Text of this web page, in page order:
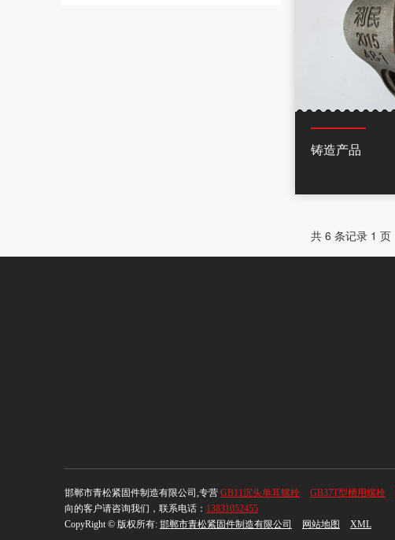
铸造产品
共 6 条记录 1 页
邯郸市青松紧固件制造有限公司,专营 GB11沉头单耳螺栓 GB37T型槽用螺栓
向的客户请咨询我们，联系电话： 13831052455
CopyRight © 版权所有: 邯郸市青松紧固件制造有限公司 网站地图 XML